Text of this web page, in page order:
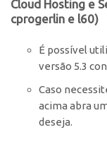
Cloud Hosting e
cprogerlin e l60)
É possível
versão 5.3
Caso
acima abra
deseja.